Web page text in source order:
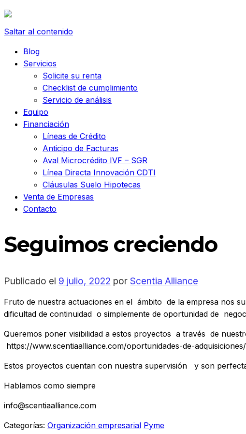
Saltar al contenido
Blog
Servicios
Solicite su renta
Checklist de cumplimiento
Servicio de análisis
Equipo
Financiación
Líneas de Crédito
Anticipo de Facturas
Aval Microcrédito IVF – SGR
Línea Directa Innovación CDTI
Cláusulas Suelo Hipotecas
Venta de Empresas
Contacto
Seguimos creciendo
Publicado el 9 julio, 2022 por Scentia Alliance
Fruto de nuestra actuaciones en el ámbito de la empresa nos
dificultad de continuidad o simplemente de oportunidad de
Queremos poner visibilidad a estos proyectos a través de
https://www.scentiaalliance.com/oportunidades-de-adquisiciones/
Estos proyectos cuentan con nuestra supervisión y son
Hablamos como siempre
info@scentiaalliance.com
Categorías: Organización empresarial Pyme